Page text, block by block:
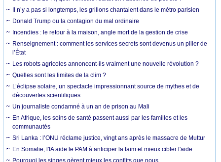
Il n’y a pas si longtemps, les grillons chantaient dans le métro parisien
Donald Trump ou la contagion du mal ordinaire
Incendies : le retour à la maison, angle mort de la gestion de crise
Renseignement : comment les services secrets sont devenus un pilier de
l’État
Les robots agricoles annoncent-ils vraiment une nouvelle révolution ?
Quelles sont les limites de la clim ?
L’éclipse solaire, un spectacle impressionnant source de mythes et de
découvertes scientifiques
Un journaliste condamné à un an de prison au Mali
En Afrique, les soins de santé passent aussi par les familles et les
communautés
Sri Lanka : l’ONU réclame justice, vingt ans après le massacre de Muttur
En Somalie, l'IA aide le PAM à anticiper la faim et mieux cibler l'aide
Pourquoi les singes gèrent mieux les conflits que nous